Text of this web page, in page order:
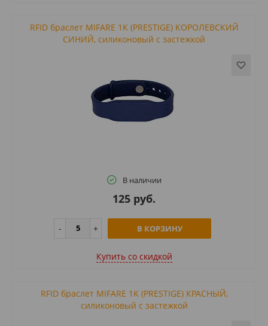
RFID браслет MIFARE 1K (PRESTIGE) КОРОЛЕВСКИЙ
СИНИЙ, силиконовый с застежкой
В наличии
125 руб.
В КОРЗИНУ
Купить cо скидкой
RFID браслет MIFARE 1K (PRESTIGE) КРАСНЫЙ,
силиконовый с застежкой